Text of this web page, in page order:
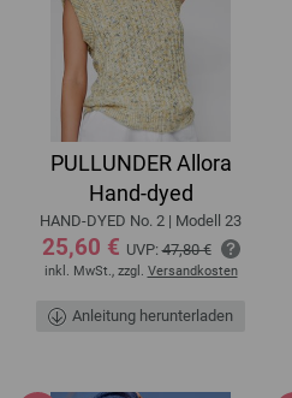
PULLUNDER Allora
Hand-dyed
HAND-DYED No. 2 | Modell 23
25,60 € UVP:47,80 €
inkl. MwSt., zzgl. Versandkosten
Anleitung herunterladen